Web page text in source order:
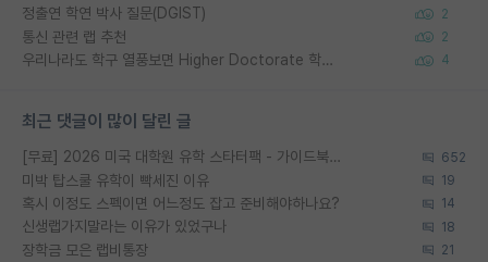
정출연 학연 박사 질문(DGIST) 2
통신 관련 랩 추천 2
우리나라도 학구 열풍보면 Higher Doctorate 학위가 필요하다고 봅니다. 4
최근 댓글이 많이 달린 글
[무료] 2026 미국 대학원 유학 스타터팩 - 가이드북 & 합격자 컨택메일 템플릿 652
미박 탑스쿨 유학이 빡세진 이유 19
혹시 이정도 스펙이면 어느정도 잡고 준비해야하나요? 14
신생랩가지말라는 이유가 있었구나 18
장학금 모은 랩비통장 21